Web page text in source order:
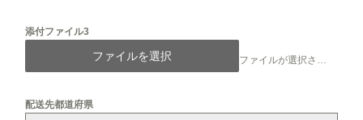
添付ファイル3
ファイルを選択
配送先都道府県